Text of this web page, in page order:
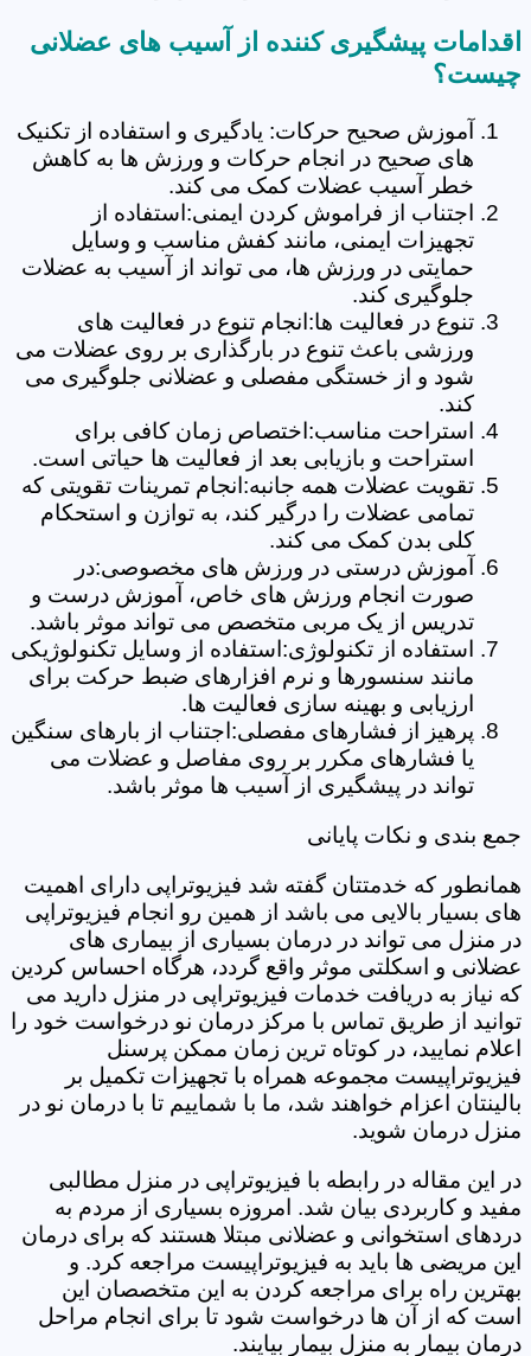
اقدامات پیشگیری کننده از آسیب های عضلانی
چیست؟
آموزش صحیح حرکات: یادگیری و استفاده از تکنیک
های صحیح در انجام حرکات و ورزش ها به کاهش
خطر آسیب عضلات کمک می کند.
اجتناب از فراموش کردن ایمنی:استفاده از
تجهیزات ایمنی، مانند کفش مناسب و وسایل
حمایتی در ورزش ها، می تواند از آسیب به عضلات
جلوگیری کند.
تنوع در فعالیت ها:انجام تنوع در فعالیت های
ورزشی باعث تنوع در بارگذاری بر روی عضلات می
شود و از خستگی مفصلی و عضلانی جلوگیری می
کند.
استراحت مناسب:اختصاص زمان کافی برای
استراحت و بازیابی بعد از فعالیت ها حیاتی است.
تقویت عضلات همه جانبه:انجام تمرینات تقویتی که
تمامی عضلات را درگیر کند، به توازن و استحکام
کلی بدن کمک می کند.
آموزش درستی در ورزش های مخصوصی:در
صورت انجام ورزش های خاص، آموزش درست و
تدریس از یک مربی متخصص می تواند موثر باشد.
استفاده از تکنولوژی:استفاده از وسایل تکنولوژیکی
مانند سنسورها و نرم افزارهای ضبط حرکت برای
ارزیابی و بهینه سازی فعالیت ها.
پرهیز از فشارهای مفصلی:اجتناب از بارهای سنگین
یا فشارهای مکرر بر روی مفاصل و عضلات می
تواند در پیشگیری از آسیب ها موثر باشد.
جمع بندی و نکات پایانی
همانطور که خدمتتان گفته شد فیزیوتراپی دارای اهمیت
های بسیار بالایی می باشد از همین رو انجام فیزیوتراپی
در منزل می تواند در درمان بسیاری از بیماری های
عضلانی و اسکلتی موثر واقع گردد، هرگاه احساس کردین
که نیاز به دریافت خدمات فیزیوتراپی در منزل دارید می
توانید از طریق تماس با مرکز درمان نو درخواست خود را
اعلام نمایید، در کوتاه ترین زمان ممکن پرسنل
فیزیوتراپیست مجموعه همراه با تجهیزات تکمیل بر
بالینتان اعزام خواهند شد، ما با شماییم تا با درمان نو در
منزل درمان شوید.
در این مقاله در رابطه با فیزیوتراپی در منزل مطالبی
مفید و کاربردی بیان شد. امروزه بسیاری از مردم به
دردهای استخوانی و عضلانی مبتلا هستند که برای درمان
این مریضی ها باید به فیزیوتراپیست مراجعه کرد. و
بهترین راه برای مراجعه کردن به این متخصصان این
است که از آن ها درخواست شود تا برای انجام مراحل
درمان بیمار به منزل بیمار بیایند.